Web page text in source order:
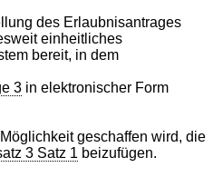
des Erlaubnisantrages
einheitliches
bereit, in dem
3 in elektronischer Form
geschaffen wird, die
3 Satz 1 beizufügen.